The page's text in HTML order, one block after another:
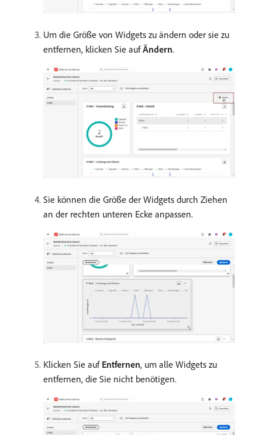
Um die Größe von Widgets zu ändern oder sie zu
entfernen, klicken Sie aufÄndern.
Sie können die Größe der Widgets durch Ziehen
an der rechten unteren Ecke anpassen.
Klicken Sie auf Entfernen, um alle Widgets zu
entfernen, die Sie nicht benötigen.